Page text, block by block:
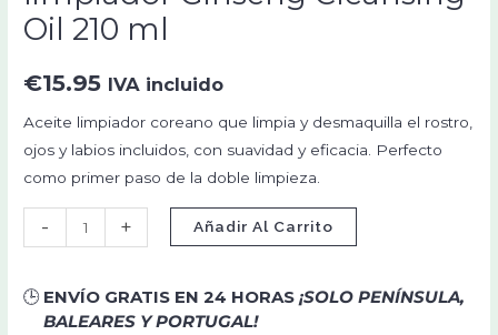
Oil 210 ml
€15.95 IVA incluido
Aceite limpiador coreano que limpia y desmaquilla el rostro,
ojos y labios incluidos, con suavidad y eficacia. Perfecto
como primer paso de la doble limpieza.
- + Añadir Al Carrito
🕒 ENVÍO GRATIS EN 24 HORAS¡SOLO PENÍNSULA,
BALEARES Y PORTUGAL!